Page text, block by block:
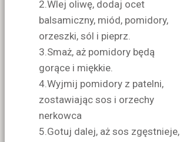
2.Wlej oliwę, dodaj ocet
balsamiczny, miód, pomidory,
orzeszki, sól i pieprz.
3.Smaż, aż pomidory będą
gorące i miękkie.
4.Wyjmij pomidory z patelni,
zostawiając sos i orzechy
nerkowca
5.Gotuj dalej, aż sos zgęstnieje,